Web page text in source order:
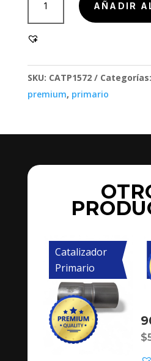
cantidad
AÑADIR
SKU: CATP1572 Categorías:
premium, primario
Catalizador
Primario
$